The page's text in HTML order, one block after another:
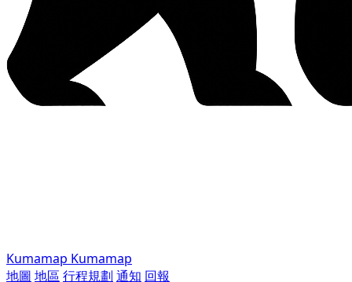
Kumamap Kumamap
地圖 地區 行程規劃 通知 回報